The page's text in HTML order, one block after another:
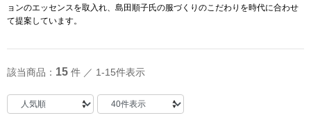
ブルゾン
ョンのエッセンスを取入れ、島田順子氏の服づくりのこだわりを時代に合わせ
て提案しています。
該当商品： 15 件 ／ 1-15件表示